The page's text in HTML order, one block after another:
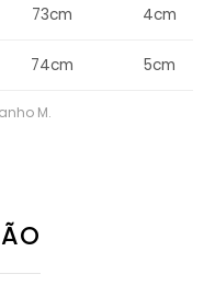
73cm 4cm
74cm 5cm
M.